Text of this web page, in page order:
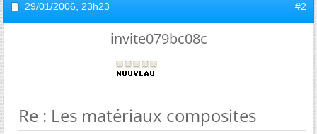
29/01/2006, 23h23 #2
invite079bc08c
Re : Les matériaux composites